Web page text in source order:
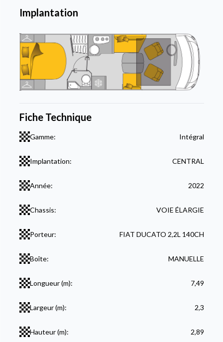
Implantation
Fiche Technique
Gamme: Intégral
Implantation: CENTRAL
Année: 2022
Chassis: VOIE ÉLARGIE
Porteur: FIAT DUCATO 2,2L 140CH
Boîte: MANUELLE
Longueur (m): 7,49
Largeur (m): 2,3
Hauteur (m): 2,89